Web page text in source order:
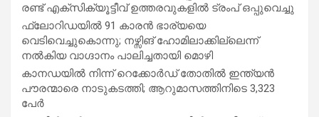
രണ്ട് എക്സിക്യൂട്ടീവ് ഉത്തരവുകളിൽ ട്രംപ് ഒപ്പുവെച്ചു
ഫ്ലോറിഡയിൽ 91 കാരൻ ഭാര്യയെ
വെടിവെച്ചുകൊന്നു; നഴ്സിങ് ഹോമിലാക്കില്ലെന്ന്
നൽകിയ വാഗ്ദാനം പാലിച്ചതായി മൊഴി
കാനഡയിൽ നിന്ന് റെക്കോർഡ് തോതിൽ ഇന്ത്യൻ
പൗരന്മാരെ നാടുകടത്തി; ആറുമാസത്തിനിടെ 3,323
പേർ